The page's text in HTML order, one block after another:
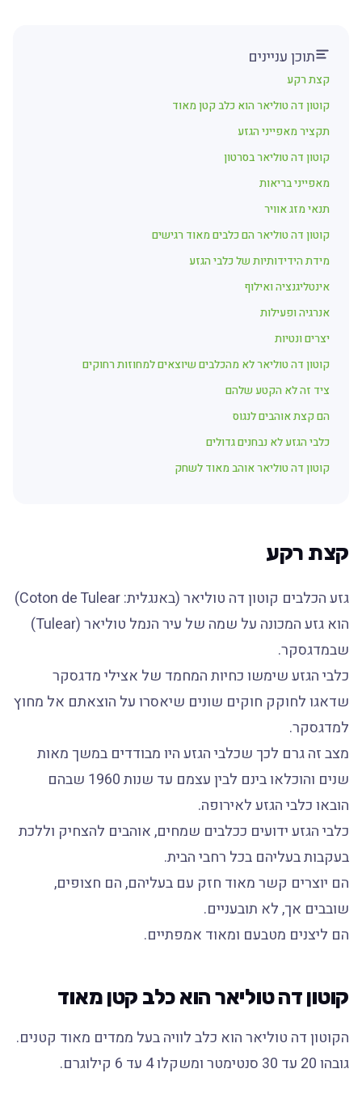
תוכן עניינים
קצת רקע
קוטון דה טוליאר הוא כלב קטן מאוד
תקציר מאפייני הגזע
קוטון דה טוליאר בסרטון
מאפייני בריאות
תנאי מזג אוויר
קוטון דה טוליאר הם כלבים מאוד רגישים
מידת הידידותיות של כלבי הגזע
אינטליגנציה ואילוף
אנרגיה ופעילות
יצרים ונטיות
קוטון דה טוליאר לא מהכלבים שיוצאים למחוזות רחוקים
ציד זה לא הקטע שלהם
הם קצת אוהבים לנגוס
כלבי הגזע לא נבחנים גדולים
קוטון דה טוליאר אוהב מאוד לשחק
קצת רקע
גזע הכלבים קוטון דה טוליאר (באנגלית: Coton de Tulear)
הוא גזע המכונה על שמה של עיר הנמל טוליאר (Tulear)
שבמדגסקר.
כלבי הגזע שימשו כחיות המחמד של אצילי מדגסקר
שדאגו לחוקק חוקים שונים שיאסרו על הוצאתם אל מחוץ
למדגסקר.
מצב זה גרם לכך שכלבי הגזע היו מבודדים במשך מאות
שנים והוכלאו בינם לבין עצמם עד שנות 1960 שבהם
הובאו כלבי הגזע לאירופה.
כלבי הגזע ידועים ככלבים שמחים, אוהבים להצחיק וללכת
בעקבות בעליהם בכל רחבי הבית.
הם יוצרים קשר מאוד חזק עם בעליהם, הם חצופים,
שובבים אך, לא תובעניים.
הם ליצנים מטבעם ומאוד אמפתיים.
קוטון דה טוליאר הוא כלב קטן מאוד
הקוטון דה טוליאר הוא כלב לוויה בעל ממדים מאוד קטנים.
גובהו 20 עד 30 סנטימטר ומשקלו 4 עד 6 קילוגרם.